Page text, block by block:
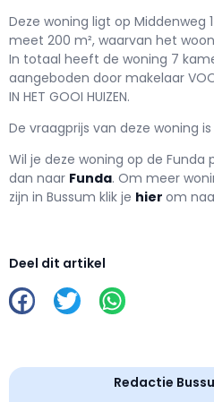
Deze woning ligt op Middenweg
meet 200 m², waarvan het
In totaal heeft de woning 7
aangeboden door makelaar
IN HET GOOI HUIZEN.
De vraagprijs van deze woning
Wil je deze woning op de Funda
dan naar Funda. Om meer
zijn in Bussum klik je hier om
Deel dit artikel
Redactie